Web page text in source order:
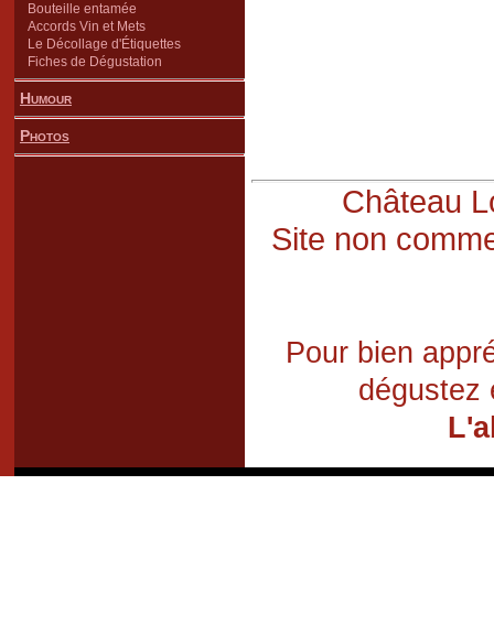
Bouteille entamée
Accords Vin et Mets
Le Décollage d'Étiquettes
Fiches de Dégustation
Humour
Photos
Château
Site non
Pour bien
dégustez